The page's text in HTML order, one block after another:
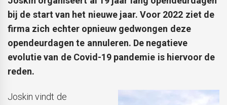
bij de start van het nieuwe jaar. Voor 2022 ziet de
firma zich echter opnieuw gedwongen deze
opendeurdagen te annuleren. De negatieve
evolutie van de Covid-19 pandemie is hiervoor de
reden.
Joskin vindt de